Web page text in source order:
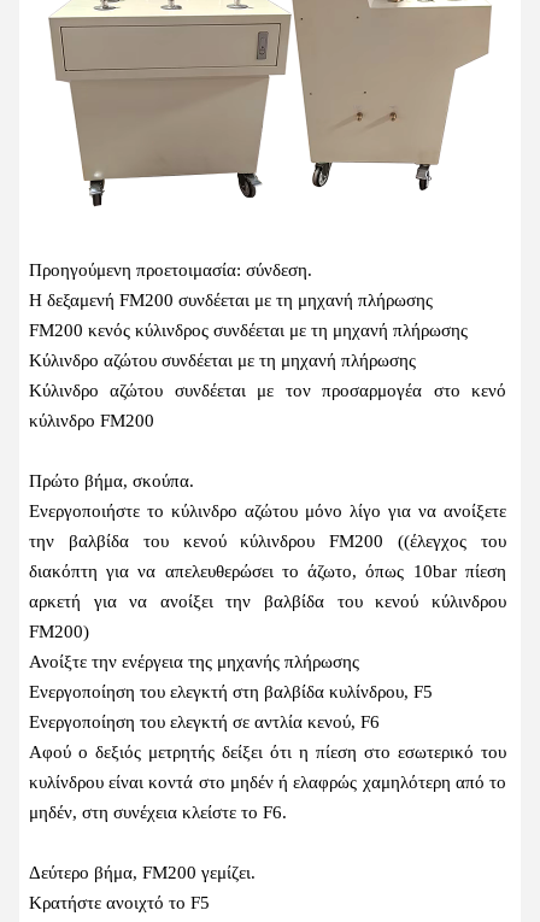
Προηγούμενη προετοιμασία: σύνδεση.
Η δεξαμενή FM200 συνδέεται με τη μηχανή πλήρωσης
FM200 κενός κύλινδρος συνδέεται με τη μηχανή πλήρωσης
Κύλινδρο αζώτου συνδέεται με τη μηχανή πλήρωσης
Κύλινδρο αζώτου συνδέεται με τον προσαρμογέα στο κενό
κύλινδρο FM200
Πρώτο βήμα, σκούπα.
Ενεργοποιήστε το κύλινδρο αζώτου μόνο λίγο για να ανοίξετε
την βαλβίδα του κενού κύλινδρου FM200 ((έλεγχος του
διακόπτη για να απελευθερώσει το άζωτο, όπως 10bar πίεση
αρκετή για να ανοίξει την βαλβίδα του κενού κύλινδρου
FM200)
Ανοίξτε την ενέργεια της μηχανής πλήρωσης
Ενεργοποίηση του ελεγκτή στη βαλβίδα κυλίνδρου, F5
Ενεργοποίηση του ελεγκτή σε αντλία κενού, F6
Αφού ο δεξιός μετρητής δείξει ότι η πίεση στο εσωτερικό του
κυλίνδρου είναι κοντά στο μηδέν ή ελαφρώς χαμηλότερη από το
μηδέν, στη συνέχεια κλείστε το F6.
Δεύτερο βήμα, FM200 γεμίζει.
Κρατήστε ανοιχτό το F5